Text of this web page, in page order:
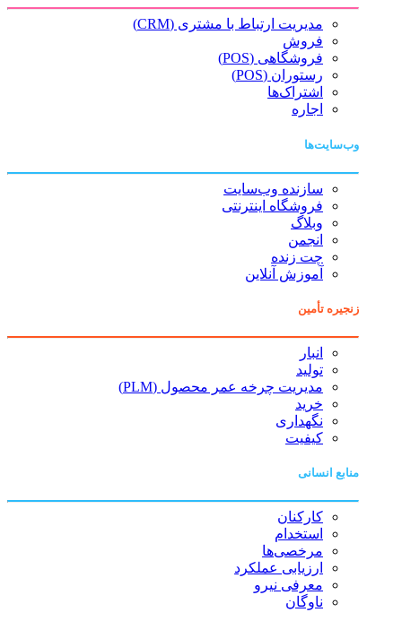
مدیریت ارتباط با مشتری (CRM)
فروش
فروشگاهی (POS)
رستوران (POS)
اشتراک‌ها
اجاره
وب‌سایت‌ها
سازنده وب‌سایت
فروشگاه اینترنتی
وبلاگ
انجمن
چت زنده
آموزش آنلاین
زنجیره تأمین
انبار
تولید
مدیریت چرخه عمر محصول (PLM)
خرید
نگهداری
کیفیت
منابع انسانی
کارکنان
استخدام
مرخصی‌ها
ارزیابی عملکرد
معرفی نیرو
ناوگان